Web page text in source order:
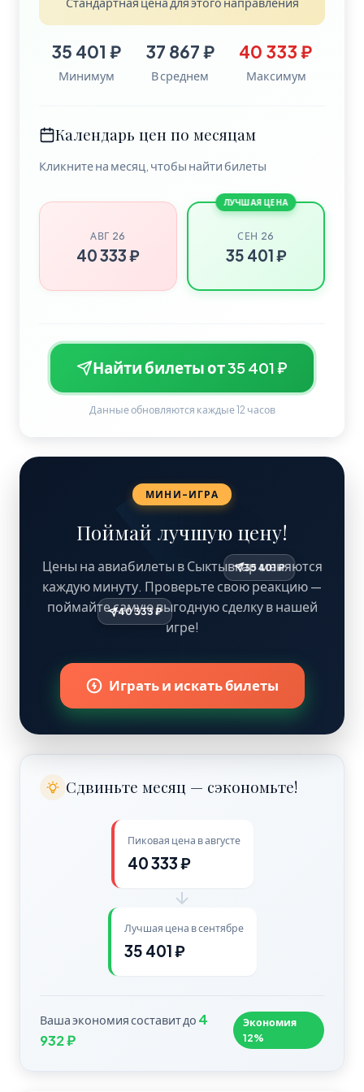
35 401 ₽
Минимум
37 867 ₽
В среднем
40 333 ₽
Максимум
Календарь цен по месяцам
Кликните на месяц, чтобы найти билеты
АВГ 26
40 333 ₽
ЛУЧШАЯ ЦЕНА
СЕН 26
35 401 ₽
Найти билеты от 35 401 ₽
Данные обновляются каждые 12 часов
40 333 ₽
МИНИ-ИГРА
Поймай лучшую цену!
Цены на авиабилеты в Сыктывкар меняются
каждую минуту. Проверьте свою реакцию —
поймайте самую выгодную сделку в нашей
игре!
Играть и искать билеты
Сдвиньте месяц — сэкономьте!
Пиковая цена в августе
40 333 ₽
Лучшая цена в сентябре
35 401 ₽
Ваша экономия составит до 4
932 ₽
Экономия
12%